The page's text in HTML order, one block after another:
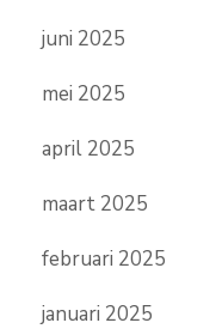
juni 2025
mei 2025
april 2025
maart 2025
februari 2025
januari 2025